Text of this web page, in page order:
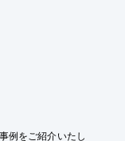
。
例をご紹介いたし